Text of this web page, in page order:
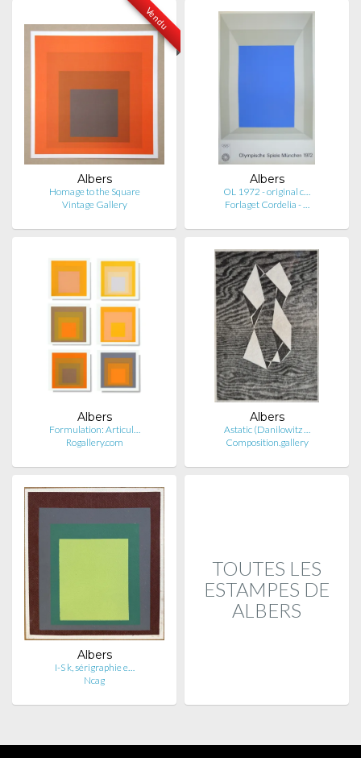
Vendu
Albers
Homage to the Square
Vintage Gallery
Albers
OL 1972 - original c…
Forlaget Cordelia - …
Albers
Formulation: Articul…
Rogallery.com
Albers
Astatic (Danilowitz …
Composition.gallery
Albers
I-S k, sérigraphie e…
Ncag
TOUTES LES
ESTAMPES DE
ALBERS